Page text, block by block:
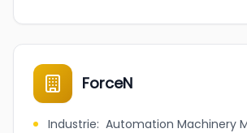
ForceN
Industrie: Automation Machinery